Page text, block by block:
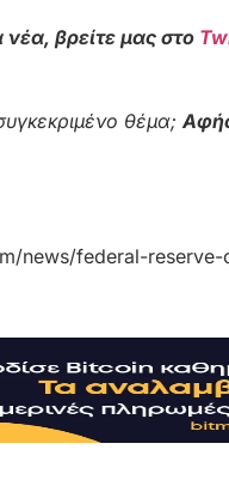
βρείτε μας στο
θέμα;
news/federal-